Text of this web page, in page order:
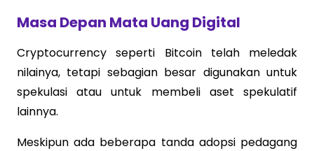
Masa Depan Mata Uang Digital
Cryptocurrency seperti Bitcoin telah meledak
nilainya, tetapi sebagian besar digunakan untuk
spekulasi atau untuk membeli aset spekulatif
lainnya.
Meskipun ada beberapa tanda adopsi pedagang